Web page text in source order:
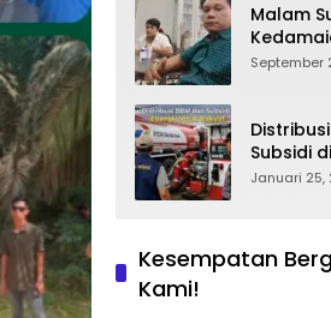
Malam
September
Subsidi
Publik:
Januari 25,
Kesempatan
Kami!